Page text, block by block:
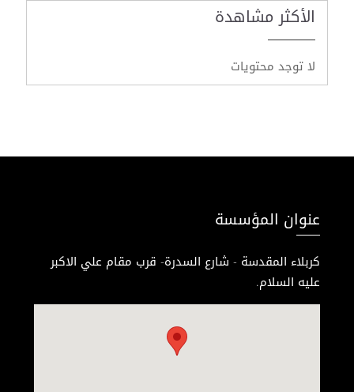
الأكثر مشاهدة
لا توجد محتويات
عنوان المؤسسة
كربلاء المقدسة - شارع السدرة- قرب مقام علي الاكبر
عليه السلام.